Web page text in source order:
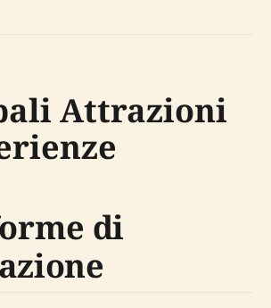
Attrazioni
di